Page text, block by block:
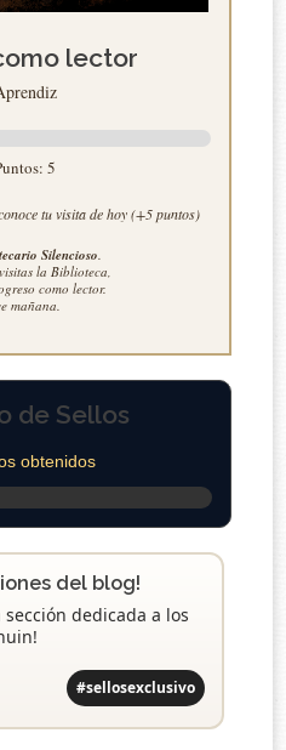
lector
5
tu visita de hoy (+5 puntos)
Silencioso.
la Biblioteca,
como lector.
mañana.
de Sellos
obtenidos
del blog!
sección dedicada a los
#sellosexclusivo